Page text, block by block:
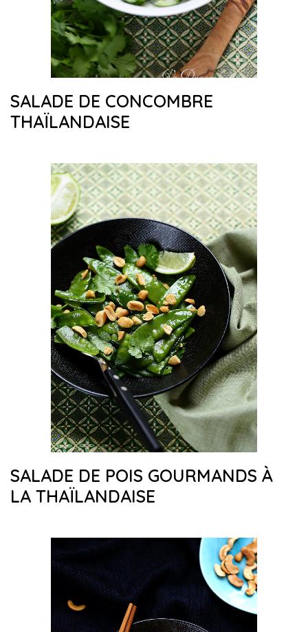
SALADE DE CONCOMBRE
THAÏLANDAISE
SALADE DE POIS GOURMANDS À
LA THAÏLANDAISE